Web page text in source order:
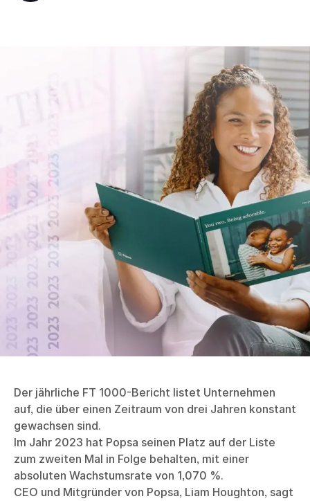
Der jährliche FT 1000-Bericht listet Unternehmen
auf, die über einen Zeitraum von drei Jahren konstant
gewachsen sind.
Im Jahr 2023 hat Popsa seinen Platz auf der Liste
zum zweiten Mal in Folge behalten, mit einer
absoluten Wachstumsrate von 1,070 %.
CEO und Mitgründer von Popsa, Liam Houghton, sagt